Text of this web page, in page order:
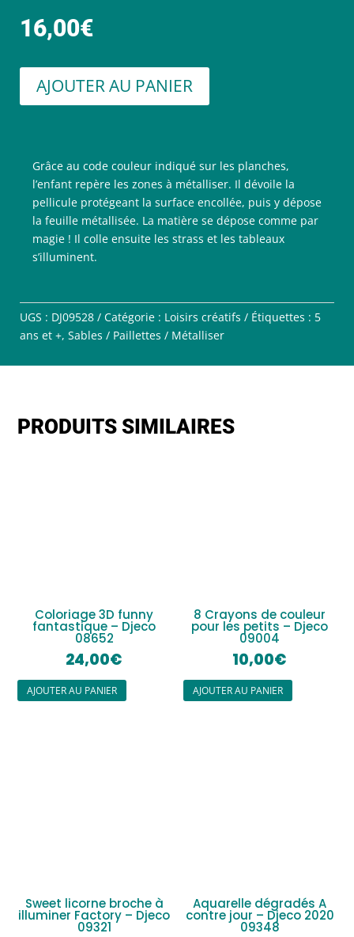
16,00€
AJOUTER AU PANIER
Grâce au code couleur indiqué sur les planches,
l’enfant repère les zones à métalliser. Il dévoile la
pellicule protégeant la surface encollée, puis y dépose
la feuille métallisée. La matière se dépose comme par
magie ! Il colle ensuite les strass et les tableaux
s’illuminent.
UGS : DJ09528 Catégorie : Loisirs créatifs Étiquettes : 5
ans et +, Sables / Paillettes / Métalliser
PRODUITS SIMILAIRES
Coloriage 3D funny
fantastique – Djeco
08652
24,00€
AJOUTER AU PANIER
8 Crayons de couleur
pour les petits – Djeco
09004
10,00€
AJOUTER AU PANIER
Sweet licorne broche à
illuminer Factory – Djeco
09321
Aquarelle dégradés A
contre jour – Djeco 2020
09348